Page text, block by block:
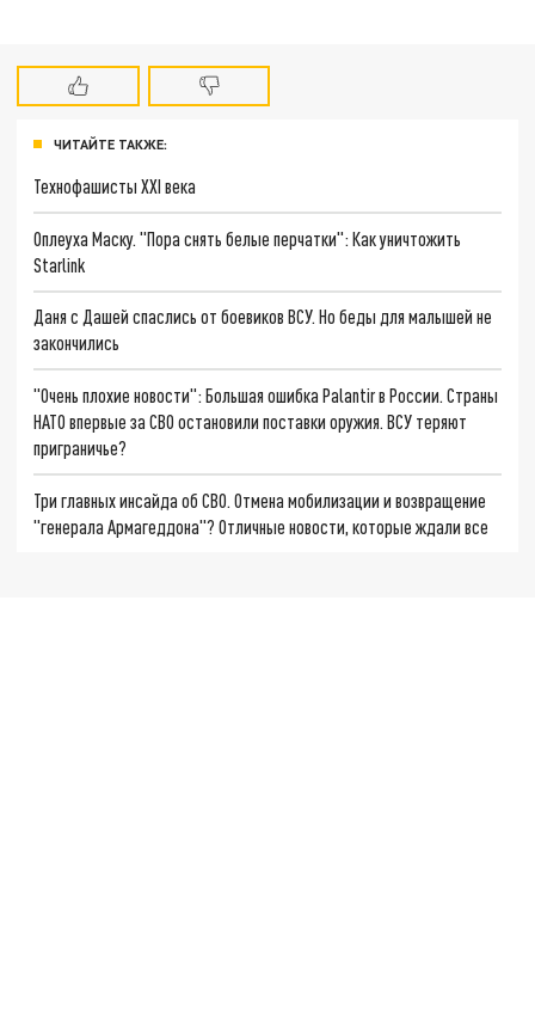
ЧИТАЙТЕ ТАКЖЕ:
Технофашисты XXI века
Оплеуха Маску. "Пора снять белые перчатки": Как уничтожить
Starlink
Даня с Дашей спаслись от боевиков ВСУ. Но беды для малышей не
закончились
"Очень плохие новости": Большая ошибка Palantir в России. Страны
НАТО впервые за СВО остановили поставки оружия. ВСУ теряют
приграничье?
Три главных инсайда об СВО. Отмена мобилизации и возвращение
"генерала Армагеддона"? Отличные новости, которые ждали все